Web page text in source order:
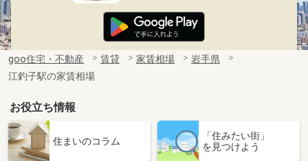
goo住宅・不動産 賃貸 家賃相場
岩手県
江釣子駅の家賃相場
お役立ち情報
住まいのコラム
「住みたい街」
を見つけよう